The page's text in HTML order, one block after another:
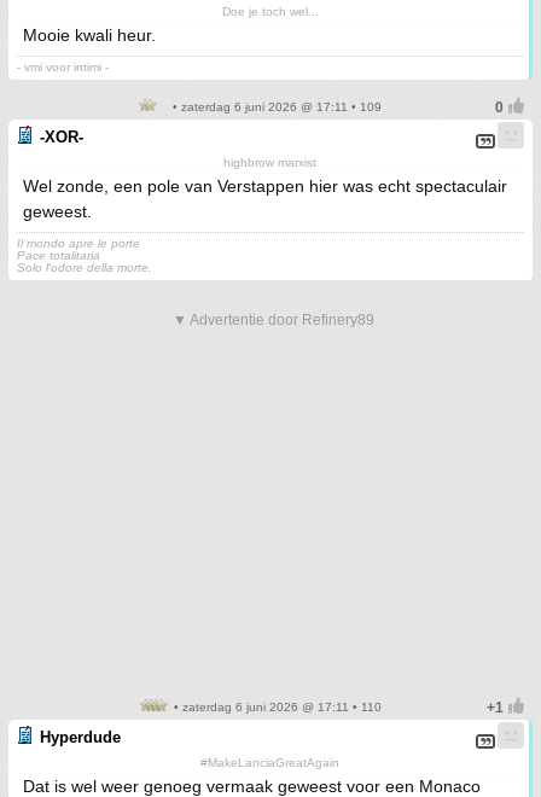
Doe je toch wel...
Mooie kwali heur.
- vmi voor intimi -
• zaterdag 6 juni 2026 @ 17:11 • 109
-XOR-
highbrow marxist
Wel zonde, een pole van Verstappen hier was echt spectaculair
geweest.
Il mondo apre le porte
Pace totalitaria
Solo l'odore della morte.
▼ Advertentie door Refinery89
• zaterdag 6 juni 2026 @ 17:11 • 110
Hyperdude
#MakeLanciaGreatAgain
Dat is wel weer genoeg vermaak geweest voor een Monaco